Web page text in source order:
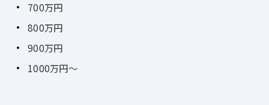
700万円
800万円
900万円
1000万円～